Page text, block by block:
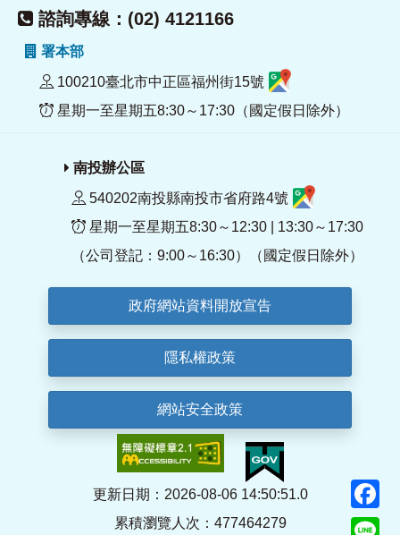
諮詢專線：(02) 4121166
署本部
100210臺北市中正區福州街15號
星期一至星期五8:30～17:30（國定假日除外）
南投辦公區
540202南投縣南投市省府路4號
星期一至星期五8:30～12:30 | 13:30～17:30
（公司登記：9:00～16:30）（國定假日除外）
政府網站資料開放宣告
隱私權政策
網站安全政策
更新日期：2026-08-06 14:50:51.0
累積瀏覽人次：477464279